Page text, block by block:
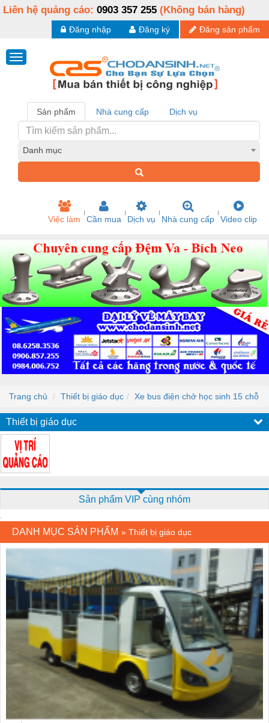
Liên hệ quảng cáo: 0903 357 255 (Không bán hàng)
Đăng sản phẩm
Đăng ký
Đăng nhập
Sản phẩm Nhà cung cấp Dịch vụ
Danh mục
Việc làm Cần mua Dịch vụ Nhà cung cấp Video clip
Trang chủ Thiết bị giáo dục Xe bus điện chở học sinh 15 chỗ
Thiết bị giáo dục
Sản phẩm VIP cùng nhóm
DANH MỤC SẢN PHẨM » Thiết bị giáo dục